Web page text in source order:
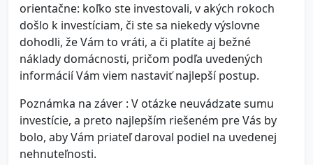
orientačne: koľko ste investovali, v akých rokoch
došlo k investíciam, či ste sa niekedy výslovne
dohodli, že Vám to vráti, a či platíte aj bežné
náklady domácnosti, pričom podľa uvedených
informácií Vám viem nastaviť najlepší postup.
Poznámka na záver : V otázke neuvádzate sumu
investície, a preto najlepším riešeném pre Vás by
bolo, aby Vám priateľ daroval podiel na uvedenej
nehnuteľnosti.